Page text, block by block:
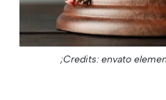
Credits: envato